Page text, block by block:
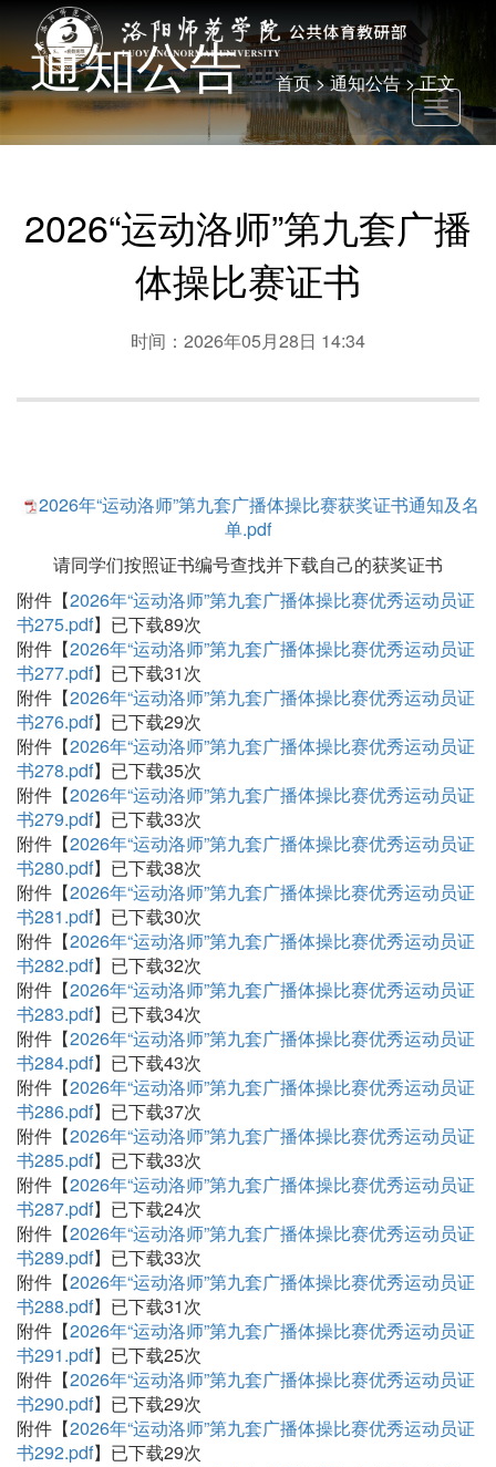
Toggle
通知公告 首页>通知公告> 正文
2026“运动洛师”第九套广播
体操比赛证书
时间：2026年05月28日 14:34
2026年“运动洛师”第九套广播体操比赛获奖证书通知及名
单.pdf
请同学们按照证书编号查找并下载自己的获奖证书
附件【2026年“运动洛师”第九套广播体操比赛优秀运动员证
书275.pdf】已下载89次
附件【2026年“运动洛师”第九套广播体操比赛优秀运动员证
书277.pdf】已下载31次
附件【2026年“运动洛师”第九套广播体操比赛优秀运动员证
书276.pdf】已下载29次
附件【2026年“运动洛师”第九套广播体操比赛优秀运动员证
书278.pdf】已下载35次
附件【2026年“运动洛师”第九套广播体操比赛优秀运动员证
书279.pdf】已下载33次
附件【2026年“运动洛师”第九套广播体操比赛优秀运动员证
书280.pdf】已下载38次
附件【2026年“运动洛师”第九套广播体操比赛优秀运动员证
书281.pdf】已下载30次
附件【2026年“运动洛师”第九套广播体操比赛优秀运动员证
书282.pdf】已下载32次
附件【2026年“运动洛师”第九套广播体操比赛优秀运动员证
书283.pdf】已下载34次
附件【2026年“运动洛师”第九套广播体操比赛优秀运动员证
书284.pdf】已下载43次
附件【2026年“运动洛师”第九套广播体操比赛优秀运动员证
书286.pdf】已下载37次
附件【2026年“运动洛师”第九套广播体操比赛优秀运动员证
书285.pdf】已下载33次
附件【2026年“运动洛师”第九套广播体操比赛优秀运动员证
书287.pdf】已下载24次
附件【2026年“运动洛师”第九套广播体操比赛优秀运动员证
书289.pdf】已下载33次
附件【2026年“运动洛师”第九套广播体操比赛优秀运动员证
书288.pdf】已下载31次
附件【2026年“运动洛师”第九套广播体操比赛优秀运动员证
书291.pdf】已下载25次
附件【2026年“运动洛师”第九套广播体操比赛优秀运动员证
书290.pdf】已下载29次
附件【2026年“运动洛师”第九套广播体操比赛优秀运动员证
书292.pdf】已下载29次